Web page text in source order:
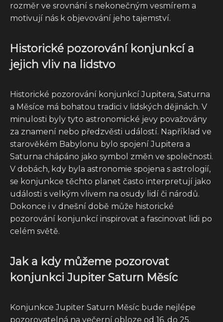
rozměr ve srovnání s nekonečným vesmírem a
motivují nás k objevování jeho tajemství.
Historické pozorování konjunkcí a
jejich vliv na lidstvo
Historické pozorování konjunkcí Jupitera, Saturna
a Měsíce má bohatou tradici v lidských dějinách. V
minulosti byly tyto astronomické jevy považovány
za znamení nebo předzvěsti událostí. Například ve
starověkém Babylonu bylo spojení Jupitera a
Saturna chápáno jako symbol změn ve společnosti.
V dobách, kdy byla astronomie spojena s astrologií,
se konjunkce těchto planet často interpretují jako
události s velkým vlivem na osudy lidí či národů.
Dokonce i v dnešní době může historické
pozorování konjunkcí inspirovat a fascinovat lidi po
celém světě.
Jak a kdy můžeme pozorovat
konjunkci Jupiter Saturn Měsíc
Konjunkce Jupiter Saturn Měsíc bude nejlépe
pozorovatelná na večerní obloze od 16. do 25.